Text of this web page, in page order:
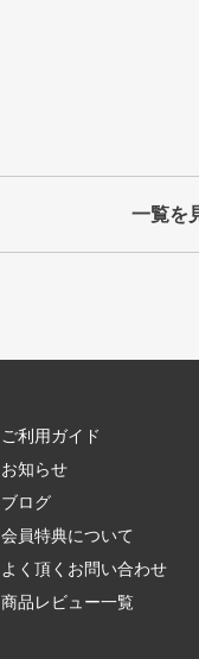
一覧を
ご利用ガイド
お知らせ
ブログ
会員特典について
よく頂くお問い合わせ
商品レビュー一覧